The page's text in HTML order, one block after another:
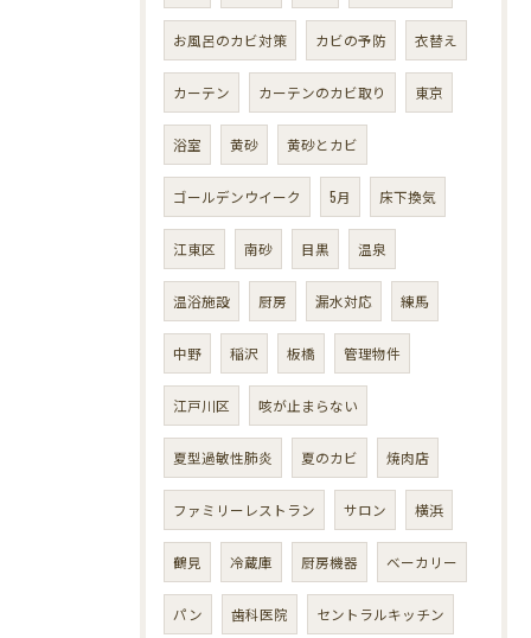
お風呂のカビ対策 カビの予防 衣替え
カーテン カーテンのカビ取り 東京
浴室 黄砂 黄砂とカビ
ゴールデンウイーク 5月 床下換気
江東区 南砂 目黒 温泉
温浴施設 厨房 漏水対応 練馬
中野 稲沢 板橋 管理物件
江戸川区 咳が止まらない
夏型過敏性肺炎 夏のカビ 焼肉店
ファミリーレストラン サロン 横浜
鶴見 冷蔵庫 厨房機器 ベーカリー
パン 歯科医院 セントラルキッチン